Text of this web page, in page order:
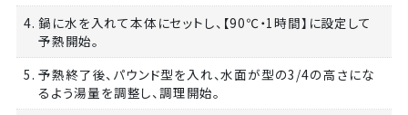
4. 鍋に水を入れて本体にセットし、【90℃・1時間】に設定して
予熱開始。
5. 予熱終了後、パウンド型を入れ、水面が型の3/4の高さにな
るよう湯量を調整し、調理開始。